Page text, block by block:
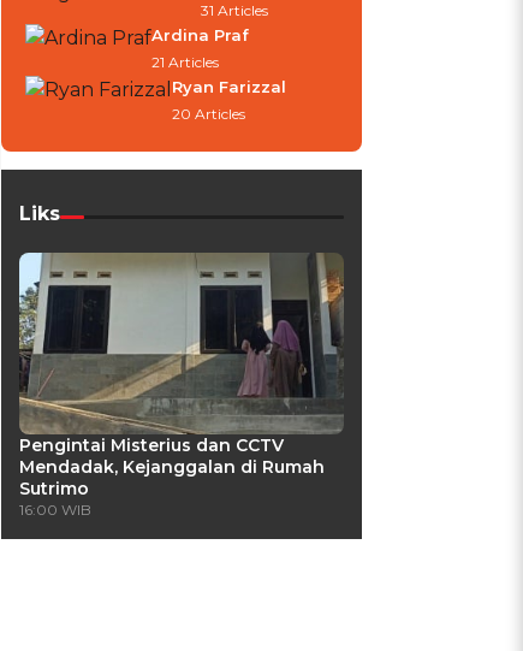
31 Articles
Ardina Praf
21 Articles
Ryan Farizzal
20 Articles
Liks
Pengintai Misterius dan CCTV
Mendadak, Kejanggalan di Rumah
Sutrimo
16:00 WIB